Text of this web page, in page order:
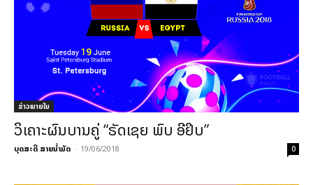
ຂ່າວພາຍ​ໃນ
ວິເຄາະຜົນບານຄູ່ “ຣັດເຊຍ ພົບ ອີຢິບ”
ບຸດສະດີ ສາຍນ້ຳມັດ - 19/06/2018 0